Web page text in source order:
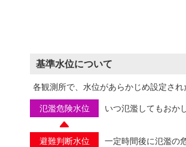
基準水位について
各観測所で、水位があらかじめ設定さ
氾濫危険水位 いつ氾濫してもおか
避難判断水位 一定時間後に氾濫の